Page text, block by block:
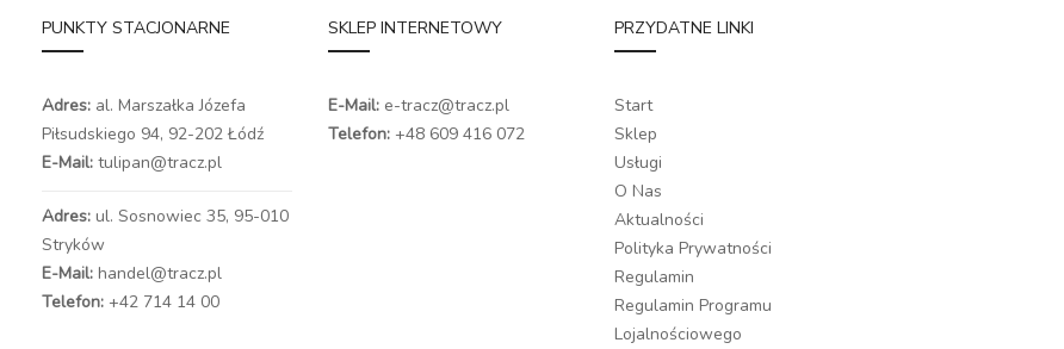
PUNKTY STACJONARNE
Adres: al. Marszałka Józefa
Piłsudskiego 94, 92-202 Łódź
E-Mail: tulipan@tracz.pl
Adres: ul. Sosnowiec 35, 95-010
Stryków
E-Mail: handel@tracz.pl
Telefon: +42 714 14 00
SKLEP INTERNETOWY
E-Mail: e-tracz@tracz.pl
Telefon: +48 609 416 072
PRZYDATNE LINKI
Start
Sklep
Usługi
O Nas
Aktualności
Polityka Prywatności
Regulamin
Regulamin Programu
Lojalnościowego